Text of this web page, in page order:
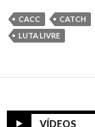
CACC CATCH
LUTA LIVRE
VÍDEOS